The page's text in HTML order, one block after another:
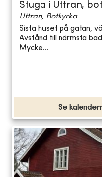
Stuga i Uttran,
Uttran, Botkyrka
Sista huset på gatan,
Avstånd till närmsta
Mycke...
Se